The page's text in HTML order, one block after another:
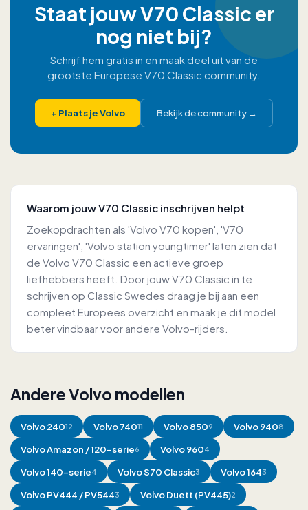
Staat jouw V70 Classic er
nog niet bij?
Schrijf hem gratis in en maak deel uit van de
grootste Europese V70 Classic community.
+ Plaats je Volvo Bekijk de community→
Waarom jouw V70 Classic inschrijven helpt
Zoekopdrachten als 'Volvo V70 kopen', 'V70
ervaringen', 'Volvo station youngtimer' laten zien dat
de Volvo V70 Classic een actieve groep
liefhebbers heeft. Door jouw V70 Classic in te
schrijven op Classic Swedes draag je bij aan een
compleet Europees overzicht en maak je dit model
beter vindbaar voor andere Volvo-rijders.
Andere Volvo modellen
Volvo24012 Volvo74011 Volvo8509 Volvo9408
VolvoAmazon / 120-serie6 Volvo9604
Volvo140-serie4 VolvoS70 Classic3 Volvo1643
VolvoPV444 / PV5443 VolvoDuett (PV445)2